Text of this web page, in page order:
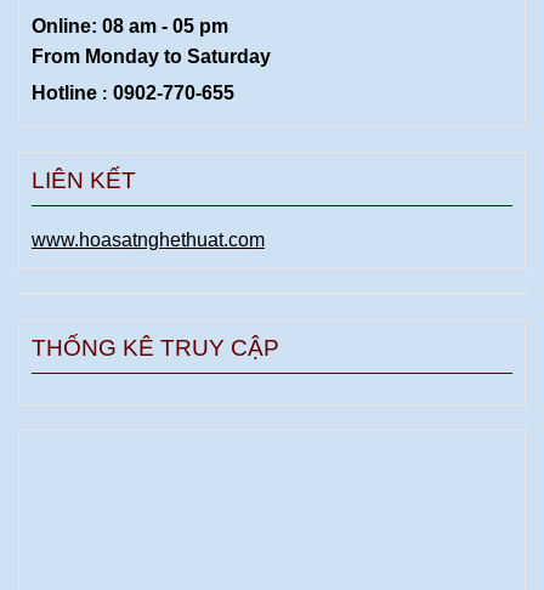
Online: 08 am - 05 pm
From Monday to Saturday
Hotline : 0902-770-655
LIÊN KẾT
www.hoasatnghethuat.com
THỐNG KÊ TRUY CẬP